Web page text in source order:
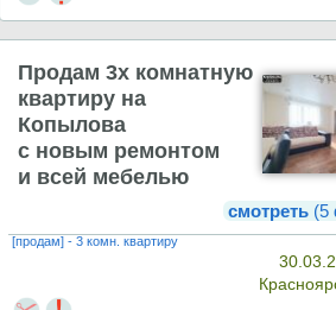
Продам 3х комнатную
квартиру на
Копылова
с новым ремонтом
и всей мебелью
смотреть(5
[продам] - 3 комн. квартиру